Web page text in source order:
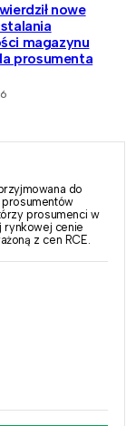
nowe
magazynu
prosumenta
do
prosumenci w
rynkowej cenie
z cen RCE.